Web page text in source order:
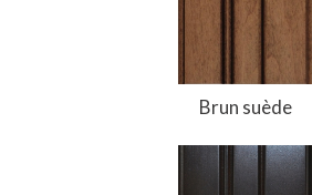
Brun suède